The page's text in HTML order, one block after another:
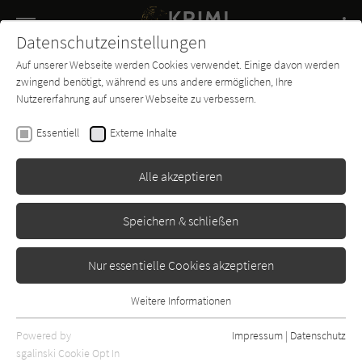
SUCHE
Buch-
Entdecker
Forum Charts
Alexander Hartung
Bis alle Schuld beglichen (Ein
Jan-Tommen-Thriller 1)
Amazon publishing
Datenschutzeinstellungen
Auf unserer Webseite werden Cookies verwendet. Einige davon werden
zwingend benötigt, während es uns andere ermöglichen, Ihre
Nutzererfahrung auf unserer Webseite zu verbessern.
Essentiell Externe Inhalte
Alle akzeptieren
Speichern & schließen
Nur essentielle Cookies akzeptieren
Essentielle Cookies werden für grundlegende Funktionen der
Webseite benötigt. Dadurch ist gewährleistet, dass die Webseite
Weitere Informationen
Powered by
sgalinski Cookie Opt In
Impressum | Datenschutz